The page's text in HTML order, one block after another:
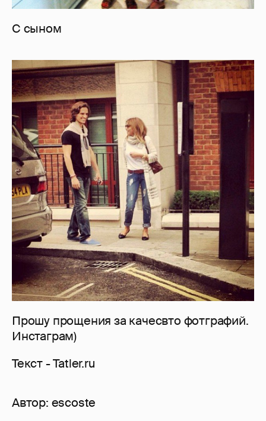
С сыном
Прошу прощения за качесвто фотграфий.
Инстаграм)
Текст - Tatler.ru
Автор: escoste